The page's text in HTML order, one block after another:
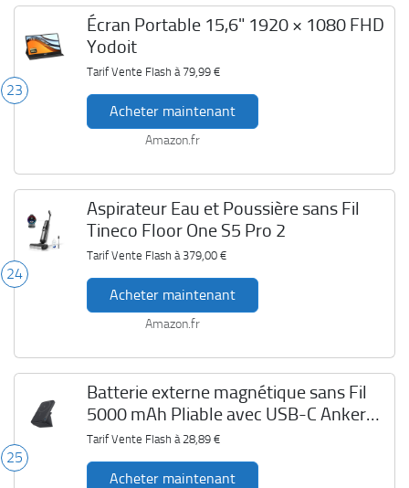
23
Écran Portable 15,6" 1920 × 1080 FHD
Yodoit
Tarif Vente Flash à 79,99 €
Acheter maintenant
Amazon.fr
24
Aspirateur Eau et Poussière sans Fil
Tineco Floor One S5 Pro 2
Tarif Vente Flash à 379,00 €
Acheter maintenant
Amazon.fr
25
Batterie externe magnétique sans Fil
5000 mAh Pliable avec USB-C Anker
622 MagGo
Tarif Vente Flash à 28,89 €
Acheter maintenant